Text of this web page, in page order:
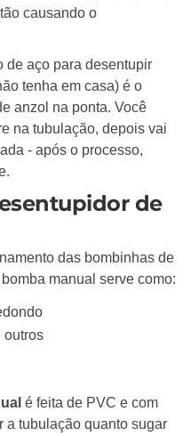
causando o
de aço para desentupir
tenha em casa) é o
anzol na ponta. Você
na tubulação, depois vai
- após o processo,
de
das bombinhas de
manual serve como:
outros
é feita de PVC e com
a tubulação quanto sugar